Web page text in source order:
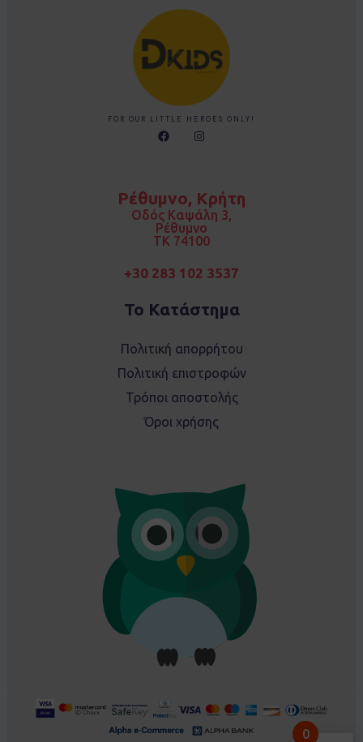
FOR OUR LITTLE HEROES ONLY!
F
a
o
I
n
r
a
m
Ρέθυμνο, Κρήτη
Οδός Καψάλη 3,
Ρέθυμνο
TK 74100
+30 283 102 3537
Το Κατάστημα
Πολιτική απορρήτου
Πολιτική επιστροφών
Τρόποι αποστολής
Όροι χρήσης
Ρουλα From Ρέθυμνο, GR
0